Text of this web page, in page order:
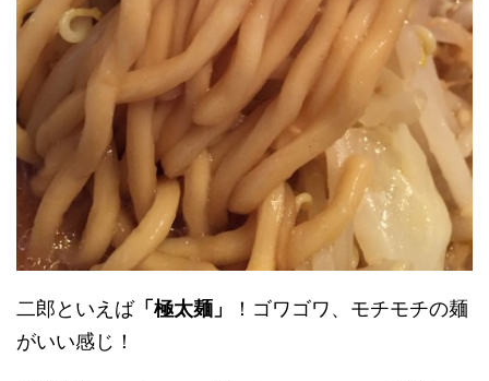
二郎といえば「極太麺」
！ゴワゴワ、モチモチの麺
がいい感じ！